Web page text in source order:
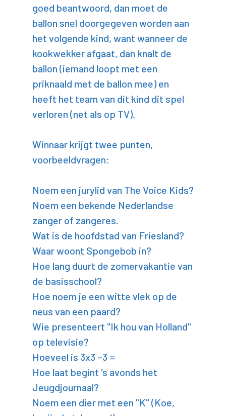
goed beantwoord, dan moet de
ballon snel doorgegeven worden aan
het volgende kind, want wanneer de
kookwekker afgaat, dan knalt de
ballon (iemand loopt met een
priknaald met de ballon mee) en
heeft het team van dit kind dit spel
verloren (net als op TV).
Winnaar krijgt twee punten,
voorbeeldvragen:
Noem een jurylid van The Voice Kids?
Noem een bekende Nederlandse
zanger of zangeres.
Wat is de hoofdstad van Friesland?
Waar woont Spongebob in?
Hoe lang duurt de zomervakantie van
de basisschool?
Hoe noem je een witte vlek op de
neus van een paard?
Wie presenteert "Ik hou van Holland"
op televisie?
Hoeveel is 3x3 –3 =
Hoe laat begint 's avonds het
Jeugdjournaal?
Noem een dier met een "K" (Koe,